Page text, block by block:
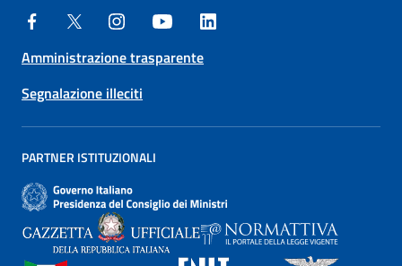
Amministrazione trasparente
Segnalazione illeciti
PARTNER ISTITUZIONALI